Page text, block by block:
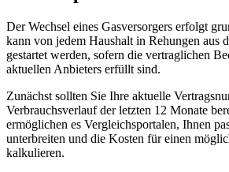
Der Wechsel eines Gasversorgers erfolgt
kann von jedem Haushalt in Rehungen aus
gestartet werden, sofern die vertraglichen
aktuellen Anbieters erfüllt sind.
Zunächst sollten Sie Ihre aktuelle
Verbrauchsverlauf der letzten 12 Monate
ermöglichen es Vergleichsportalen, Ihnen
unterbreiten und die Kosten für einen
kalkulieren.